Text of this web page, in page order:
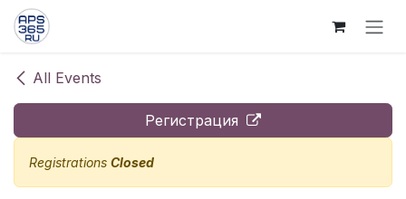
Skip to Content
All Events
Регистрация
Registrations Closed